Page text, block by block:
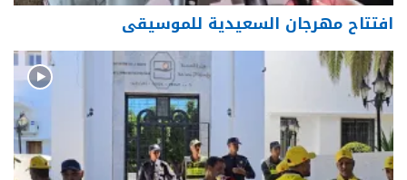
افتتاح مهرجان السعيدية للموسيقى